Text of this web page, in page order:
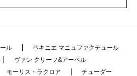
ル
ペキニエ マニュファクチュール
ヴァン クリーフ&アーペル
モーリス・ラクロア
チューダー